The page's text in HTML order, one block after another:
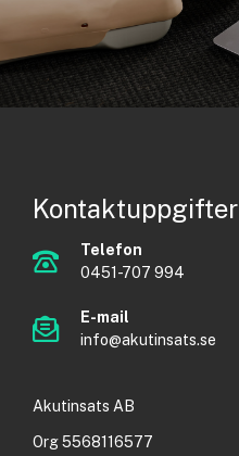
Kontaktuppgifter
Telefon
0451-707 994
E-mail
info@akutinsats.se
Akutinsats AB
Org 5568116577